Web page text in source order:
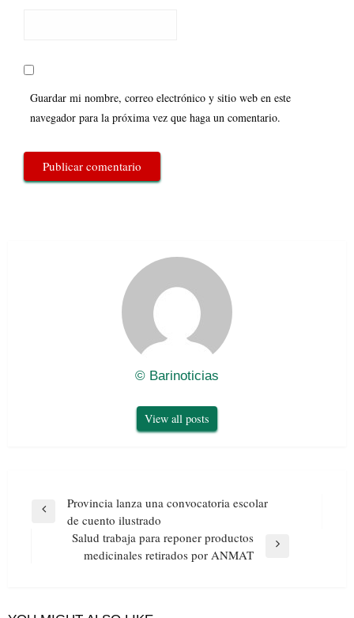
Guardar mi nombre, correo electrónico y sitio web en este
navegador para la próxima vez que haga un comentario.
© Barinoticias
View all posts
Navegación
entradas
Previous
Provincia lanza una convocatoria escolar
de cuento ilustrado
Salud trabaja para reponer productos
medicinales retirados por ANMAT